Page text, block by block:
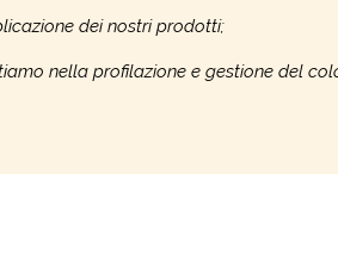
dei nostri prodotti;
nella profilazione e gestione del